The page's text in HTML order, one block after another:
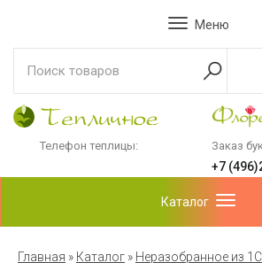
Меню
Телефон теплицы: Заказ
+7
Каталог
Главная » Каталог » Неразобранное из 1С